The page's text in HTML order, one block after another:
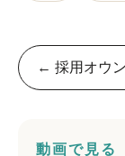
← 採用オウ
動画で見る